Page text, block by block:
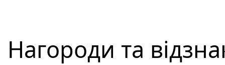
Нагороди та